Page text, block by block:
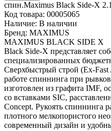
спин.Maximus Black Side-X
Код товара: 00005065
Наличие: В наличии
Бренд: MAXIMUS
MAXIMUS BLACK SIDE X
Black Side-X представляет
специализированных
Сверхбыстрый строй (Ex-Fast
работе спиннинга при
изготовлен из графита IMF,
со вставками SIC,
Concept. Рукоять спиннинга
плотного мелкопористого
современный дизайн и